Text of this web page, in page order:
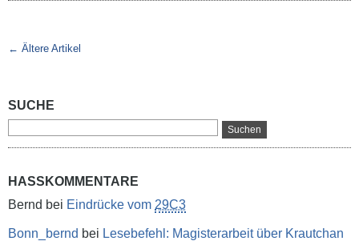
← Ältere Artikel
SUCHE
HASSKOMMENTARE
Bernd bei Eindrücke vom 29C3
Bonn_bernd bei Lesebefehl: Magisterarbeit über Krautchan